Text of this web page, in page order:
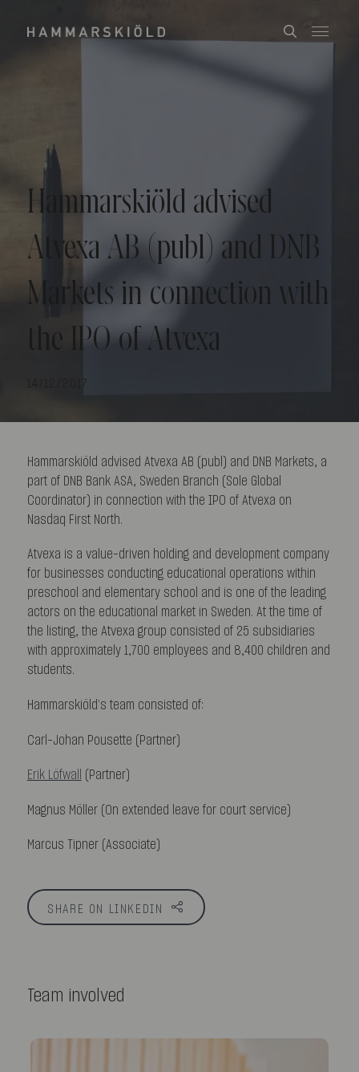
Hammarskiöld advised
Atvexa AB (publ) and DNB
Markets in connection with
the IPO of Atvexa
14/12/2017
Hammarskiöld advised Atvexa AB (publ) and DNB Markets, a
part of DNB Bank ASA, Sweden Branch (Sole Global
Coordinator) in connection with the IPO of Atvexa on
Nasdaq First North.
Atvexa is a value-driven holding and development company
for businesses conducting educational operations within
preschool and elementary school and is one of the leading
actors on the educational market in Sweden. At the time of
the listing, the Atvexa group consisted of 25 subsidiaries
with approximately 1,700 employees and 8,400 children and
students.
Hammarskiöld’s team consisted of:
Carl-Johan Pousette (Partner)
Erik Löfwall (Partner)
Magnus Möller (On extended leave for court service)
Marcus Tipner (Associate)
SHARE ON LINKEDIN
Team involved